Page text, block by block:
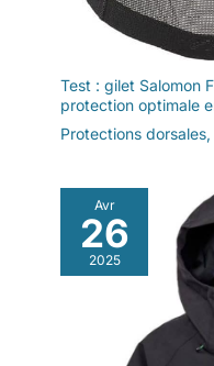
Test : gilet Salomon
protection optimale
Protections dorsales,
Avr
26
2025